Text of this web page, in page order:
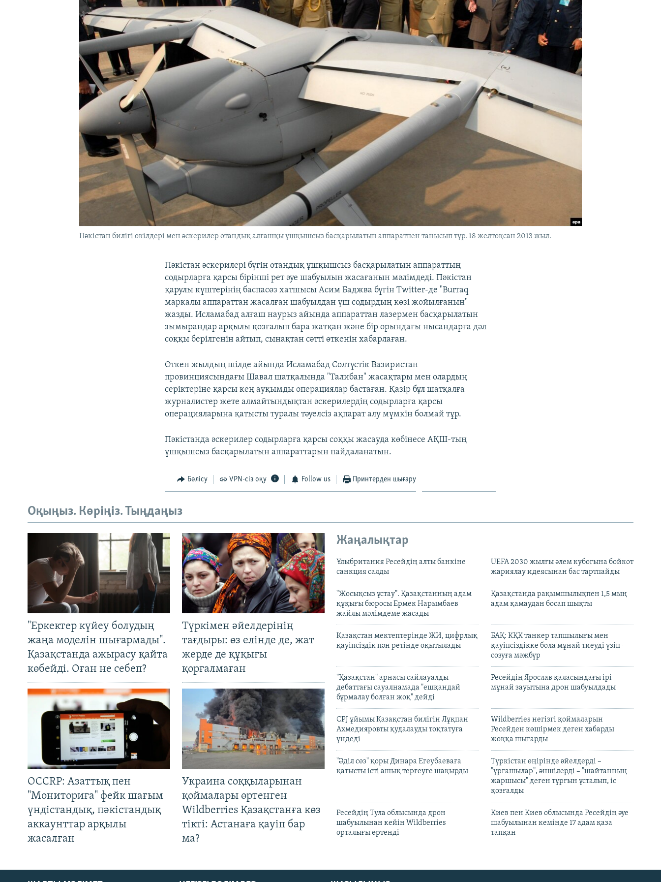
Пәкістан билігі өкілдері мен әскерилер отандық алғашқы ұшқышсыз басқарылатын аппаратпен танысып тұр. 18 желтоқсан 2013 жыл.
Пәкістан әскерилері бүгін отандық ұшқышсыз басқарылатын аппараттың
содырларға қарсы бірінші рет әуе шабуылын жасағанын мәлімдеді. Пәкістан
қарулы күштерінің баспасөз хатшысы Асим Баджва бүгін Twitter-де "Burraq
маркалы аппараттан жасалған шабуылдан үш содырдың көзі жойылғанын"
жазды. Исламабад алғаш наурыз айында аппараттан лазермен басқарылатын
зымырандар арқылы қозғалып бара жатқан және бір орындағы нысандарға дәл
соққы берілгенін айтып, сынақтан сәтті өткенін хабарлаған.
Өткен жылдың шілде айында Исламабад Солтүстік Вазиристан
провинциясындағы Шавал шатқалында "Талибан" жасақтары мен олардың
серіктеріне қарсы кең ауқымды операциялар бастаған. Қазір бұл шатқалға
журналистер жете алмайтындықтан әскерилердің содырларға қарсы
операцияларына қатысты туралы тәуелсіз ақпарат алу мүмкін болмай тұр.
Пәкістанда әскерилер содырларға қарсы соққы жасауда көбінесе АҚШ-тың
ұшқышсыз басқарылатын аппараттарын пайдаланатын.
Бөлісу VPN-сіз оқу Follow us Принтерден шығару
Оқыңыз. Көріңіз. Тыңдаңыз
"Еркектер күйеу болудың
жаңа моделін шығармады".
Қазақстанда ажырасу қайта
көбейді. Оған не себеп?
Түркімен әйелдерінің
тағдыры: өз елінде де, жат
жерде де құқығы
қорғалмаған
OCCRP: Азаттық пен
"Мониториға" фейк шағым
үндістандық, пәкістандық
аккаунттар арқылы
жасалған
Украина соққыларынан
қоймалары өртенген
Wildberries Қазақстанға көз
тікті: Астанаға қауіп бар
ма?
Жаңалықтар
Ұлыбритания Ресейдің алты банкіне
санкция салды
UEFA 2030 жылғы әлем кубогына бойкот
жариялау идеясынан бас тартпайды
"Жосықсыз ұстау". Қазақстанның адам
құқығы бюросы Ермек Нарымбаев
жайлы мәлімдеме жасады
Қазақстанда рақымшылықпен 1,5 мың
адам қамаудан босап шықты
Қазақстан мектептерінде ЖИ, цифрлық
қауіпсіздік пән ретінде оқытылады
БАҚ: КҚК танкер тапшылығы мен
қауіпсіздікке бола мұнай тиеуді үзіп-
созуға мәжбүр
"Қазақстан" арнасы сайлауалды
дебаттағы сауалнамада "ешқандай
бұрмалау болған жоқ" дейді
Ресейдің Ярослав қаласындағы ірі
мұнай зауытына дрон шабуылдады
CPJ ұйымы Қазақстан билігін Лұқпан
Ахмедияровты қудалауды тоқтатуға
үндеді
Wildberries негізгі қоймаларын
Ресейден көшірмек деген хабарды
жоққа шығарды
"Әділ сөз" қоры Динара Егеубаеваға
қатысты істі ашық тергеуге шақырды
Түркістан өңірінде әйелдерді –
"ұрғашылар", әншілерді – "шайтанның
жаршысы" деген тұрғын ұсталып, іс
қозғалды
Ресейдің Тула облысында дрон
шабуылынан кейін Wildberries
орталығы өртенді
Киев пен Киев облысында Ресейдің әуе
шабуылынан кемінде 17 адам қаза
тапқан